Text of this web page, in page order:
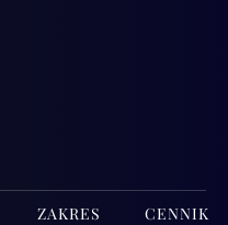
ZAKRES
CENNIK